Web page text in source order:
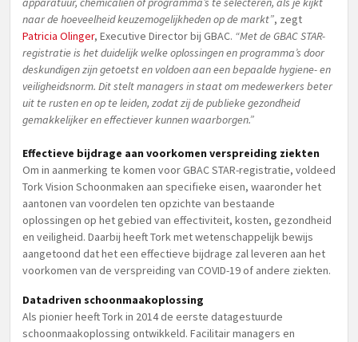
naar de hoeveelheid keuzemogelijkheden op de markt”, zegt
Patricia Olinger, Executive Director bij GBAC. “Met de GBAC STAR-
registratie is het duidelijk welke oplossingen en programma’s door
deskundigen zijn getoetst en voldoen aan een bepaalde hygiene- en
veiligheidsnorm. Dit stelt managers in staat om medewerkers beter
uit te rusten en op te leiden, zodat zij de publieke gezondheid
gemakkelijker en effectiever kunnen waarborgen.”
Effectieve bijdrage aan voorkomen verspreiding ziekten
Om in aanmerking te komen voor GBAC STAR-registratie, voldeed
Tork Vision Schoonmaken aan specifieke eisen, waaronder het
aantonen van voordelen ten opzichte van bestaande
oplossingen op het gebied van effectiviteit, kosten, gezondheid
en veiligheid. Daarbij heeft Tork met wetenschappelijk bewijs
aangetoond dat het een effectieve bijdrage zal leveren aan het
voorkomen van de verspreiding van COVID-19 of andere ziekten.
Datadriven schoonmaakoplossing
Als pionier heeft Tork in 2014 de eerste datagestuurde
schoonmaakoplossing ontwikkeld. Facilitair managers en